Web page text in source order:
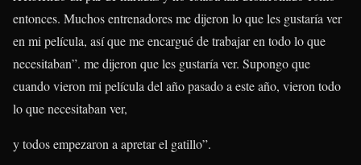
entonces. Muchos entrenadores me dijeron lo que les gustaría ver
en mi película, así que me encargué de trabajar en todo lo que
necesitaban”. me dijeron que les gustaría ver. Supongo que
cuando vieron mi película del año pasado a este año, vieron todo
lo que necesitaban ver,
y todos empezaron a apretar el gatillo”.